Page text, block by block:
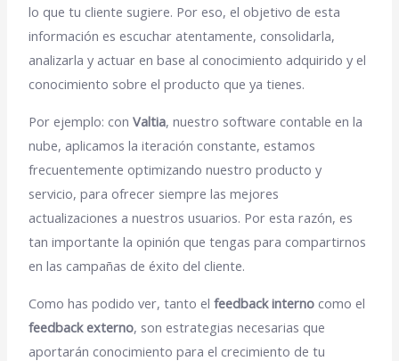
lo que tu cliente sugiere. Por eso, el objetivo de esta
información es escuchar atentamente, consolidarla,
analizarla y actuar en base al conocimiento adquirido y el
conocimiento sobre el producto que ya tienes.
Por ejemplo: conValtia, nuestro software contable en la
nube, aplicamos la iteración constante, estamos
frecuentemente optimizando nuestro producto y
servicio, para ofrecer siempre las mejores
actualizaciones a nuestros usuarios. Por esta razón, es
tan importante la opinión que tengas para compartirnos
en las campañas de éxito del cliente.
Como has podido ver, tanto elfeedback interno como el
feedback externo, son estrategias necesarias que
aportarán conocimiento para el crecimiento de tu